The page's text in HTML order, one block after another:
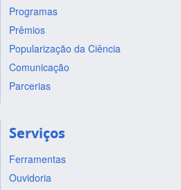
Programas
Prêmios
Popularização da Ciência
Comunicação
Parcerias
Serviços
Ferramentas
Ouvidoria